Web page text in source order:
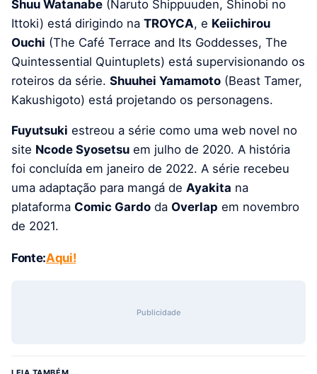
Shuu Watanabe (Naruto Shippuuden, Shinobi no
Ittoki) está dirigindo na TROYCA, e Keiichirou
Ouchi (The Café Terrace and Its Goddesses, The
Quintessential Quintuplets) está supervisionando os
roteiros da série. Shuuhei Yamamoto (Beast Tamer,
Kakushigoto) está projetando os personagens.
Fuyutsuki estreou a série como uma web novel no
site Ncode Syosetsu em julho de 2020. A história
foi concluída em janeiro de 2022. A série recebeu
uma adaptação para mangá de Ayakita na
plataforma Comic Gardo da Overlap em novembro
de 2021.
Fonte:Aqui!
Publicidade